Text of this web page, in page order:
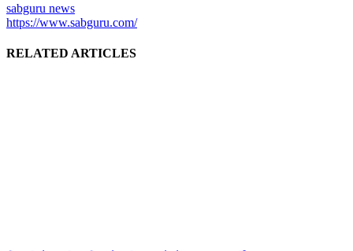
sabguru news
https://www.sabguru.com/
RELATED ARTICLES